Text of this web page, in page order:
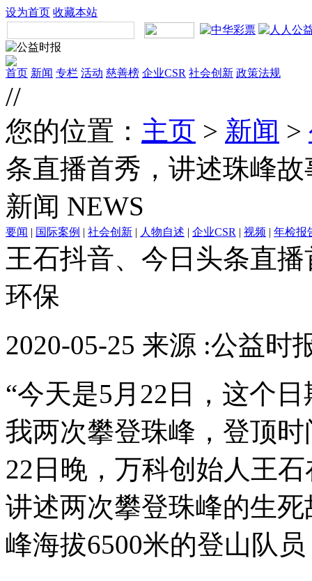
设为首页 收藏本站
首页 新闻 专栏 活动 慈善榜 企业CSR 社会创新 政策法规
//
您的位置： 主页 > 新闻 >
条直播首秀，讲述珠峰
新闻 NEWS
要闻 | 国际案例 | 社会创新 | 人物自述 | 企业CSR | 视频 | 年检报
王石抖音、今日头条直
环保
2020-05-25 来源 :公益时
“今天是5月22日，这个
我两次攀登珠峰，登顶
22日晚，万科创始人王
讲述两次攀登珠峰的生
峰海拔6500米的登山队